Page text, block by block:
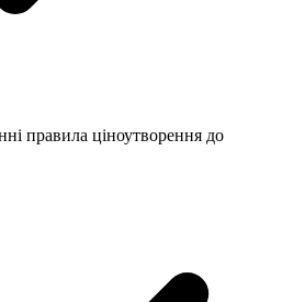
правила ціноутворення до